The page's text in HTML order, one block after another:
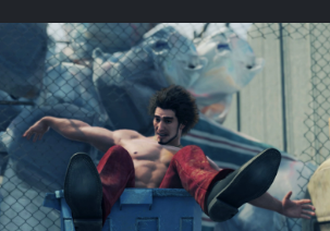
River End Games Indoor Astronaut
Productions
Galaxy Grove Two Point
Cherry
Eremite Games Flemming
Montreal
Team Wild Wood
Vertigo Gaming Berko Games
Kyle Thompson The Gentlebros
Studios
Screen Burn